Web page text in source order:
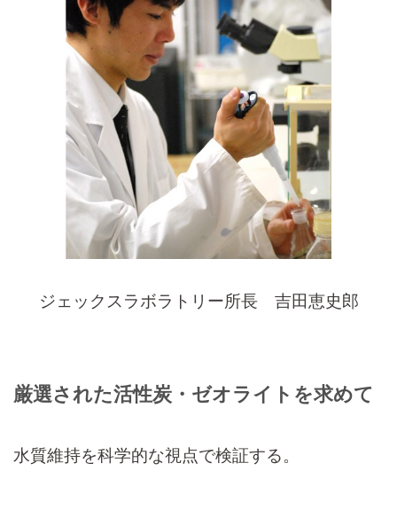
ジェックスラボラトリー所長 吉田恵史郎
厳選された活性炭・ゼオライトを求めて
水質維持を科学的な視点で検証する。